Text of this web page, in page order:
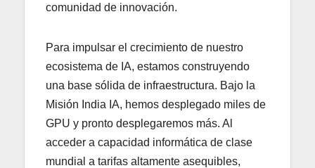
comunidad de innovación.
Para impulsar el crecimiento de nuestro
ecosistema de IA, estamos construyendo
una base sólida de infraestructura. Bajo la
Misión India IA, hemos desplegado miles de
GPU y pronto desplegaremos más. Al
acceder a capacidad informática de clase
mundial a tarifas altamente asequibles,